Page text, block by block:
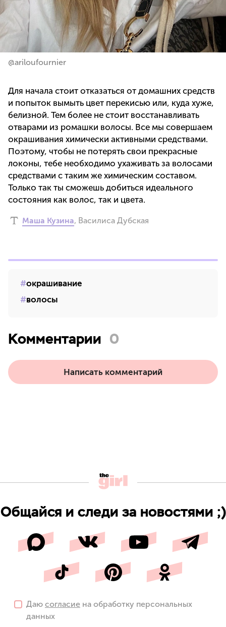
@ariloufournier
Для начала стоит отказаться от домашних средств
и попыток вымыть цвет перекисью или, куда хуже,
белизной. Тем более не стоит восстанавливать
отварами из ромашки волосы. Все мы совершаем
окрашивания химически активными средствами.
Поэтому, чтобы не потерять свои прекрасные
локоны, тебе необходимо ухаживать за волосами
средствами с таким же химическим составом.
Только так ты сможешь добиться идеального
состояния как волос, так и цвета.
Маша Кузина, Василиса Дубская
окрашивание
волосы
Комментарии 0
Написать комментарий
Общайся и следи за новостями ;)
Даю согласие на обработку персональных
данных